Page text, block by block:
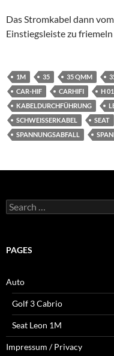
Das Stromkabel dann
Einstiegsleiste zu
1M 35 35 QMM
CAR-HIF
CARHIFI H
KABELDURCHFÜHRUNG
SCHWEISSERKABEL
SEAT
SPANNUNGSABFALL
Search
for:
PAGES
Auto
Golf 3 Cabrio
Seat Leon 1M
Impressum / Privacy